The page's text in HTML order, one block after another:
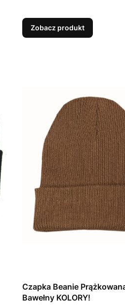
Zobacz produkt
Czapka Beanie
Bawełny KOLORY!